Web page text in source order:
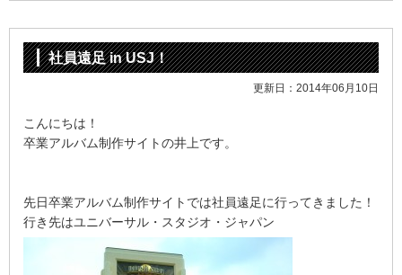
社員遠足 in USJ！
更新日：2014年06月10日
こんにちは！
卒業アルバム制作サイトの井上です。
先日卒業アルバム制作サイトでは社員遠足に行ってきました！
行き先はユニバーサル・スタジオ・ジャパン